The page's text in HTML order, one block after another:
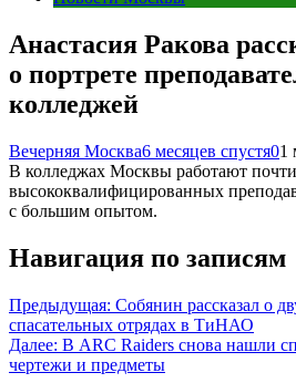
Анастасия Ракова
о портрете
колледжей
Вечерняя Москва6 месяцев спустя01
В колледжах Москвы работают
высококвалифицированных
с большим опытом.
Навигация по записям
Предыдущая: Собянин рассказал о
спасательных отрядах в ТиНАО
Далее: В ARC Raiders снова нашли
чертежи и предметы